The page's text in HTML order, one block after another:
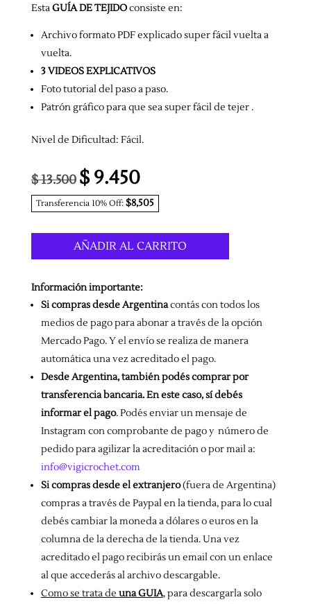
EstaGUÍA DE TEJIDOconsiste en:
Archivo formato PDF explicado super fácil vuelta a
vuelta.
3 VIDEOS EXPLICATIVOS
Foto tutorial del paso a paso.
Patrón gráfico para que sea super fácil de tejer .
Nivel de Dificultad: Fácil.
$13.500 El
precio
original
era:
$ 13.500.
$9.450El
precio
actual
es:
$ 9.450.
Transferencia 10% Off: $8,505
AÑADIR AL CARRITO
Información importante:
Si compras desde Argentinacontás con todos los
medios de pago para abonar a través de la opción
Mercado Pago. Y el envío se realiza de manera
automática una vez acreditado el pago.
Desde Argentina, también podés comprar por
transferencia bancaria. En este caso, sí debés
informar el pago. Podés enviar un mensaje de
Instagram con comprobante de pago y número de
pedido para agilizar la acreditación o por mail a:
info@vigicrochet.com
Si compras desde el extranjero(fuera de Argentina)
compras a través de Paypal en la tienda, para lo cual
debés cambiar la moneda a dólares o euros en la
columna de la derecha de la tienda. Una vez
acreditado el pago recibirás un email con un enlace
al que accederás al archivo descargable.
Como se trata de una GUIA, para descargarla solo